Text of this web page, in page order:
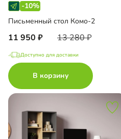
-10%
Письменный стол Комо-2
11 950 13 280
Доступно для доставки
В корзину